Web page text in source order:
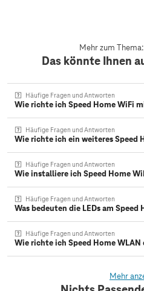
Mehr zum
Das könnte Ihnen
Häufige Fragen und Antworten
Wie richte ich Speed Home WiFi
Häufige Fragen und Antworten
Wie richte ich ein weiteres Speed
Häufige Fragen und Antworten
Wie installiere ich Speed Home
Häufige Fragen und Antworten
Was bedeuten die LEDs am Speed
Häufige Fragen und Antworten
Wie richte ich Speed Home WLAN
Mehr